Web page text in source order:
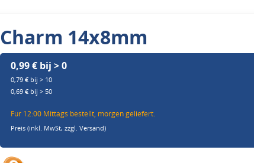
Charm 14x8mm
0,99 € bij > 0
0,79 € bij > 10
0,69 € bij > 50
Fur 12:00 Mittags bestellt, morgen geliefert.
Preis (inkl. MwSt,zzgl. Versand)